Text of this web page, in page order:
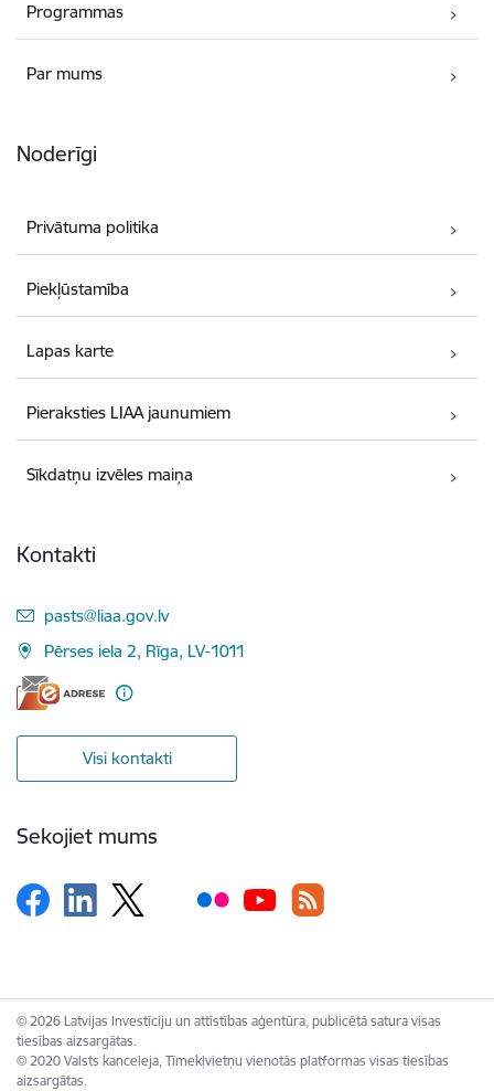
Programmas
Par mums
Noderīgi
Privātuma politika
Piekļūstamība
Lapas karte
Pieraksties LIAA jaunumiem
Sīkdatņu izvēles maiņa
Kontakti
E-pasts:
pasts@liaa.gov.lv
Pērses iela 2, Rīga, LV-1011
Visi kontakti
Sekojiet mums
© 2026 Latvijas Investīciju un attīstības aģentūra, publicētā satura visas
tiesības aizsargātas.
© 2020 Valsts kanceleja, Tīmekļvietņu vienotās platformas visas tiesības
aizsargātas.